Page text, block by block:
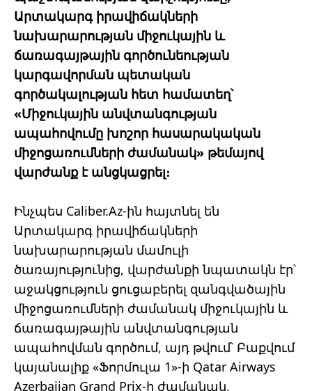
Արտակարգ իրավիճակների
նախարարության միջուկային և
ճառագայթային գործունեության
կարգավորման պետական ​​
գործակալության հետ համատեղ՝
«Միջուկային անվտանգության
ապահովումը խոշոր հասարակական
միջոցառումների ժամանակ» թեմայով
վարժանք է անցկացրել։
Ինչպես Caliber.Az-ին հայտնել են
Արտակարգ իրավիճակների
նախարարության մամուլի
ծառայությունից, վարժանքի նպատակն էր՝
աջակցություն ցուցաբերել զանգվածային
միջոցառումների ժամանակ միջուկային և
ճառագայթային անվտանգության
ապահովման գործում, այդ թվում՝ Բաքվում
կայանալիք «Ֆորմուլա 1»-ի Qatar Airways
Azerbaijan Grand Prix-ի ժամանակ,